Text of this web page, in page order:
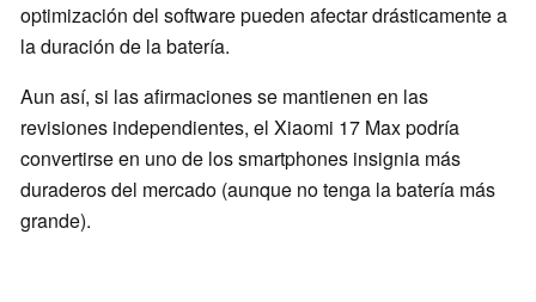
optimización del software pueden afectar drásticamente a
la duración de la batería.
Aun así, si las afirmaciones se mantienen en las
revisiones independientes, el Xiaomi 17 Max podría
convertirse en uno de los smartphones insignia más
duraderos del mercado (aunque no tenga la batería más
grande).